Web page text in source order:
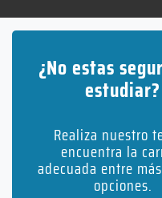
¿No estas
estudiar?
Realiza nuestro
encuentra la
adecuada entre
opciones.